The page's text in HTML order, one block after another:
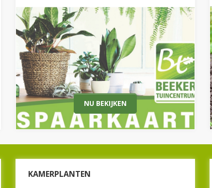
NU BEKIJKEN
Ontdek de nieuwe spaarkaart van Beeker
Tuincentrum! Met onze klantenkaart spaart u
automatisch korting bij iedere aankoop.
Daarnaast profiteert u van exclusieve acties en
aanbiedingen die alleen beschikbaar zijn voor
spaarkaarthouders.
Nu bekijken
KAMERPLANTEN